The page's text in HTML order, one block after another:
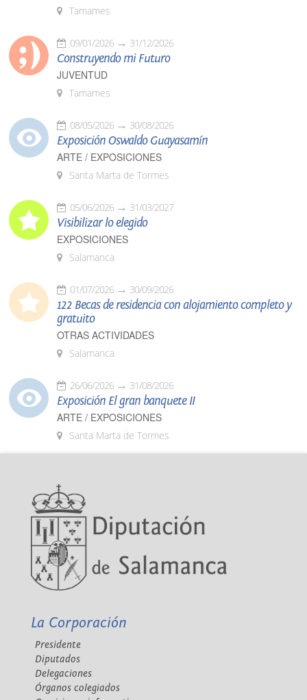
Tamames
09/01/2026 31/12/2026
Construyendo mi Futuro
JUVENTUD
Tamames
08/05/2026 30/08/2026
Exposición Oswaldo Guayasamín
ARTE / EXPOSICIONES
Santa Marta de Tormes
05/06/2026 31/03/2027
Visibilizar lo elegido
EXPOSICIONES
Salamanca
01/07/2026 30/09/2026
122 Becas de residencia con alojamiento completo y
gratuito
OTRAS ACTIVIDADES
Salamanca
26/06/2026 31/08/2026
Exposición El gran banquete II
ARTE / EXPOSICIONES
Santa Marta de Tormes
La Corporación
Presidente
Diputados
Delegaciones
Órganos colegiados